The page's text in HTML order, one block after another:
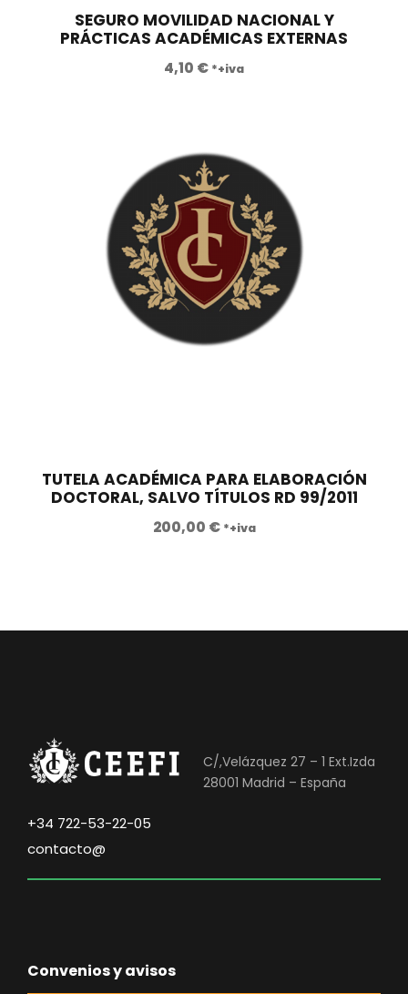
a
:
6
0
,
0
€
.
8
€
.
SEGURO MOVILIDAD NACIONAL Y
PRÁCTICAS ACADÉMICAS EXTERNAS
4,10 € *+iva
TUTELA ACADÉMICA PARA ELABORACIÓN
DOCTORAL, SALVO TÍTULOS RD 99/2011
200,00 € *+iva
C/,Velázquez 27 – 1 Ext.Izda
28001 Madrid – España
+34 722-53-22-05
contacto@
Convenios y avisos